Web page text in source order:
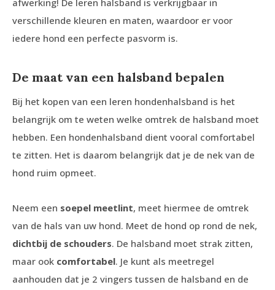
afwerking! De leren halsband is verkrijgbaar in
verschillende kleuren en maten, waardoor er voor
iedere hond een perfecte pasvorm is.
De maat van een halsband bepalen
Bij het kopen van een leren hondenhalsband is het
belangrijk om te weten welke omtrek de halsband moet
hebben. Een hondenhalsband dient vooral comfortabel
te zitten. Het is daarom belangrijk dat je de nek van de
hond ruim opmeet.
Neem een soepel meetlint, meet hiermee de omtrek
van de hals van uw hond. Meet de hond op rond de nek,
dichtbij de schouders. De halsband moet strak zitten,
maar ook comfortabel. Je kunt als meetregel
aanhouden dat je 2 vingers tussen de halsband en de